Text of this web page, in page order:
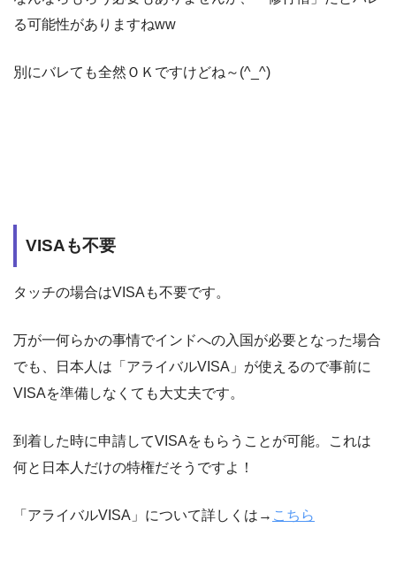
る可能性がありますねww
別にバレても全然ＯＫですけどね～(^_^)
VISAも不要
タッチの場合はVISAも不要です。
万が一何らかの事情でインドへの入国が必要となった場合
でも、日本人は「アライバルVISA」が使えるので事前に
VISAを準備しなくても大丈夫です。
到着した時に申請してVISAをもらうことが可能。これは
何と日本人だけの特権だそうですよ！
「アライバルVISA」について詳しくは→ こちら